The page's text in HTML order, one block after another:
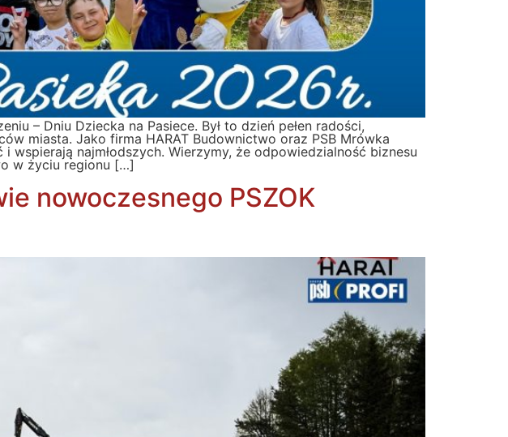
– Dniu Dziecka na Pasiece. Był to dzień pełen radości,
miasta. Jako firma HARAT Budownictwo oraz PSB Mrówka
najmłodszych. Wierzymy, że odpowiedzialność biznesu
w życiu regionu […]
nowoczesnego PSZOK